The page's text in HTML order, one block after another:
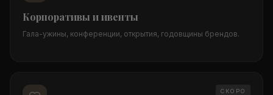
Корпоративы и ивенты
Гала-ужины, конференции, открытия, годовщины брендов.
СКОРО